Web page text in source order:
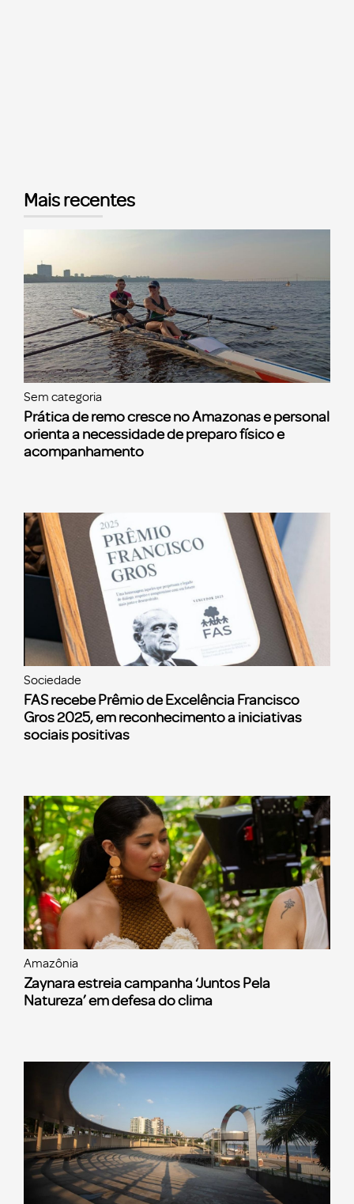
Mais recentes
Sem categoria
Prática de remo cresce no Amazonas e personal
orienta a necessidade de preparo físico e
acompanhamento
Sociedade
FAS recebe Prêmio de Excelência Francisco
Gros 2025, em reconhecimento a iniciativas
sociais positivas
Amazônia
Zaynara estreia campanha ‘Juntos Pela
Natureza’ em defesa do clima